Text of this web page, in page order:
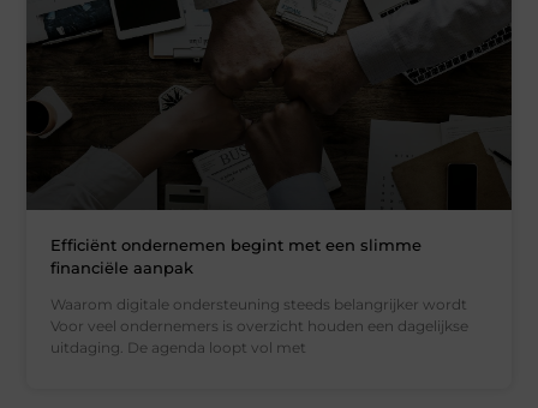
Efficiënt ondernemen begint met een slimme
financiële aanpak
Waarom digitale ondersteuning steeds belangrijker wordt
Voor veel ondernemers is overzicht houden een dagelijkse
uitdaging. De agenda loopt vol met